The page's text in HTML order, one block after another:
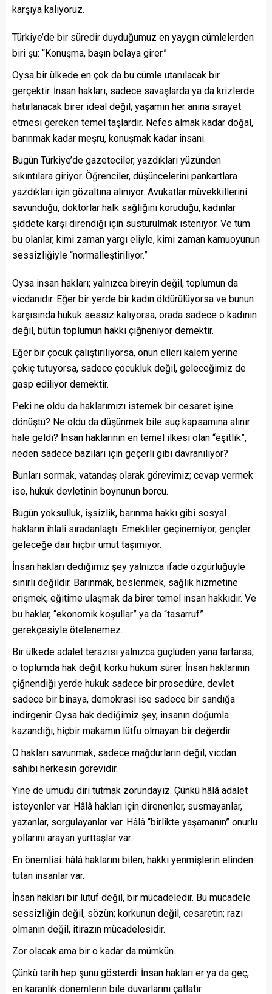
karşıya kalıyoruz.
Türkiye’de bir süredir duyduğumuz en yaygın cümlelerden
biri şu: “Konuşma, başın belaya girer.”
Oysa bir ülkede en çok da bu cümle utanılacak bir
gerçektir. İnsan hakları, sadece savaşlarda ya da krizlerde
hatırlanacak birer ideal değil; yaşamın her anına sirayet
etmesi gereken temel taşlardır. Nefes almak kadar doğal,
barınmak kadar meşru, konuşmak kadar insani.
Bugün Türkiye’de gazeteciler, yazdıkları yüzünden
sıkıntılara giriyor. Öğrenciler, düşüncelerini pankartlara
yazdıkları için gözaltına alınıyor. Avukatlar müvekkillerini
savunduğu, doktorlar halk sağlığını koruduğu, kadınlar
şiddete karşı direndiği için susturulmak isteniyor. Ve tüm
bu olanlar, kimi zaman yargı eliyle, kimi zaman kamuoyunun
sessizliğiyle “normalleştiriliyor.”
Oysa insan hakları; yalnızca bireyin değil, toplumun da
vicdanıdır. Eğer bir yerde bir kadın öldürülüyorsa ve bunun
karşısında hukuk sessiz kalıyorsa, orada sadece o kadının
değil, bütün toplumun hakkı çiğneniyor demektir.
Eğer bir çocuk çalıştırılıyorsa, onun elleri kalem yerine
çekiç tutuyorsa, sadece çocukluk değil, geleceğimiz de
gasp ediliyor demektir.
Peki ne oldu da haklarımızı istemek bir cesaret işine
dönüştü? Ne oldu da düşünmek bile suç kapsamına alınır
hale geldi? İnsan haklarının en temel ilkesi olan “eşitlik”,
neden sadece bazıları için geçerli gibi davranılıyor?
Bunları sormak, vatandaş olarak görevimiz; cevap vermek
ise, hukuk devletinin boynunun borcu.
Bugün yoksulluk, işsizlik, barınma hakkı gibi sosyal
hakların ihlali sıradanlaştı. Emekliler geçinemiyor, gençler
geleceğe dair hiçbir umut taşımıyor.
İnsan hakları dediğimiz şey yalnızca ifade özgürlüğüyle
sınırlı değildir. Barınmak, beslenmek, sağlık hizmetine
erişmek, eğitime ulaşmak da birer temel insan hakkıdır. Ve
bu haklar, “ekonomik koşullar” ya da “tasarruf”
gerekçesiyle ötelenemez.
Bir ülkede adalet terazisi yalnızca güçlüden yana tartarsa,
o toplumda hak değil, korku hüküm sürer. İnsan haklarının
çiğnendiği yerde hukuk sadece bir prosedüre, devlet
sadece bir binaya, demokrasi ise sadece bir sandığa
indirgenir. Oysa hak dediğimiz şey, insanın doğumla
kazandığı, hiçbir makamın lütfu olmayan bir değerdir.
O hakları savunmak, sadece mağdurların değil; vicdan
sahibi herkesin görevidir.
Yine de umudu diri tutmak zorundayız. Çünkü hâlâ adalet
isteyenler var. Hâlâ hakları için direnenler, susmayanlar,
yazanlar, sorgulayanlar var. Hâlâ “birlikte yaşamanın” onurlu
yollarını arayan yurttaşlar var.
En önemlisi: hâlâ haklarını bilen, hakkı yenmişlerin elinden
tutan insanlar var.
İnsan hakları bir lütuf değil, bir mücadeledir. Bu mücadele
sessizliğin değil, sözün; korkunun değil, cesaretin; razı
olmanın değil, itirazın mücadelesidir.
Zor olacak ama bir o kadar da mümkün.
Çünkü tarih hep şunu gösterdi: İnsan hakları er ya da geç,
en karanlık dönemlerin bile duvarlarını çatlatır.